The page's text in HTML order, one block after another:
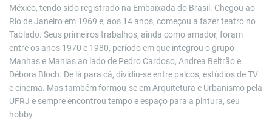
México, tendo sido registrado na Embaixada do Brasil. Chegou ao
Rio de Janeiro em 1969 e, aos 14 anos, começou a fazer teatro no
Tablado. Seus primeiros trabalhos, ainda como amador, foram
entre os anos 1970 e 1980, período em que integrou o grupo
Manhas e Manias ao lado de Pedro Cardoso, Andrea Beltrão e
Débora Bloch. De lá para cá, dividiu-se entre palcos, estúdios de TV
e cinema. Mas também formou-se em Arquitetura e Urbanismo pela
UFRJ e sempre encontrou tempo e espaço para a pintura, seu
hobby.